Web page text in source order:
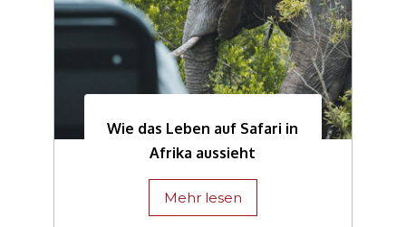
Wie das Leben auf Safari in
Afrika aussieht
Mehr lesen